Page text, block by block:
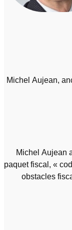
Michel Aujean,
Michel Aujean
paquet fiscal, «
obstacles